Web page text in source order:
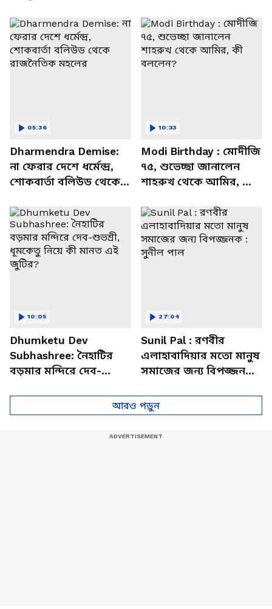
Dharmendra Demise:
না ফেরার দেশে ধর্মেন্দ্র,
শোকবার্তা বলিউড থেকে
05:36
Modi Birthday : মোদীজি
৭৫, শুভেচ্ছা জানালেন
শাহরুখ থেকে আমির, কী
10:33
Dhumketu Dev
Subhashree: নৈহাটির
বড়মার মন্দিরে দেব-
10:05
Sunil Pal : রণবীর
এলাহাবাদিয়ার মতো মানুষ
সমাজের জন্য বিপজ্জনক :
27:04
আরও পড়ুন